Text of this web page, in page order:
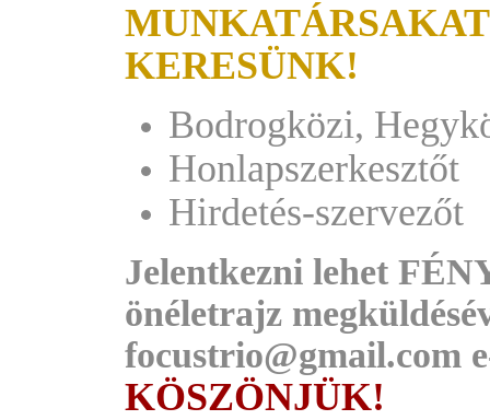
MUNKATÁRSAKAT
KERESÜNK!
Bodrogközi,
Honlapszerkesztőt
Hirdetés-szervezőt
Jelentkezni lehet
önéletrajz
focustrio@gmail.com
KÖSZÖNJÜK!